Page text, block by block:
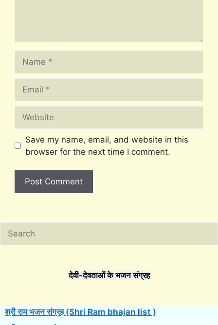
Save my name, email, and website in this
browser for the next time I comment.
Search
देवी-देवताओं के भजन संग्रह
श्री राम भजन संग्रह (Shri Ram bhajan list )